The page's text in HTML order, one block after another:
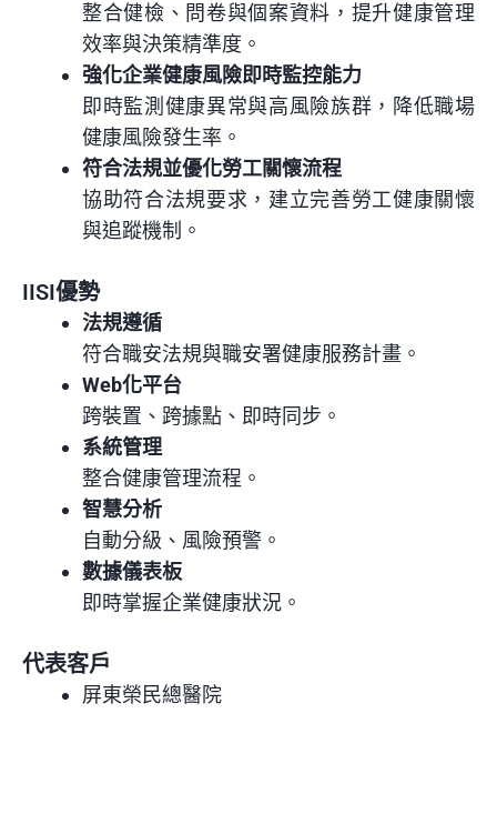
整合健檢、問卷與個案資料，提升健康管理
效率與決策精準度。
強化企業健康風險即時監控能力
即時監測健康異常與高風險族群，降低職場
健康風險發生率。
符合法規並優化勞工關懷流程
協助符合法規要求，建立完善勞工健康關懷
與追蹤機制。
IISI優勢
法規遵循
符合職安法規與職安署健康服務計畫。
Web化平台
跨裝置、跨據點、即時同步。
系統管理
整合健康管理流程。
智慧分析
自動分級、風險預警。
數據儀表板
即時掌握企業健康狀況。
代表客戶
屏東榮民總醫院